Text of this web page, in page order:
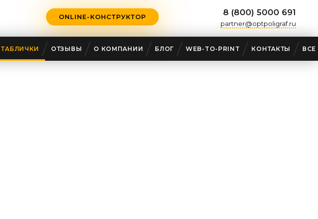
ONLINE-КОНСТРУКТОР 8 (800) 5000 691
partner@optpoligraf.ru
ТАБЛИЧКИ ОТЗЫВЫ О КОМПАНИИ БЛОГ WEB-TO-PRINT КОНТАКТЫ ВСЕ